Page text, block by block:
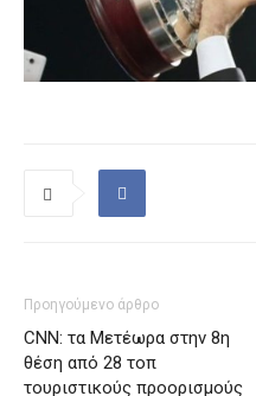
Προηγούμενο άρθρο
CNN: τα Μετέωρα στην 8η
θέση από 28 τοπ
τουριστικούς προορισμούς